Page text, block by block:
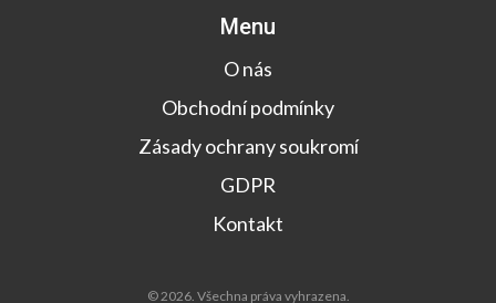
Menu
O nás
Obchodní podmínky
Zásady ochrany soukromí
GDPR
Kontakt
© 2026. Všechna práva vyhrazena.